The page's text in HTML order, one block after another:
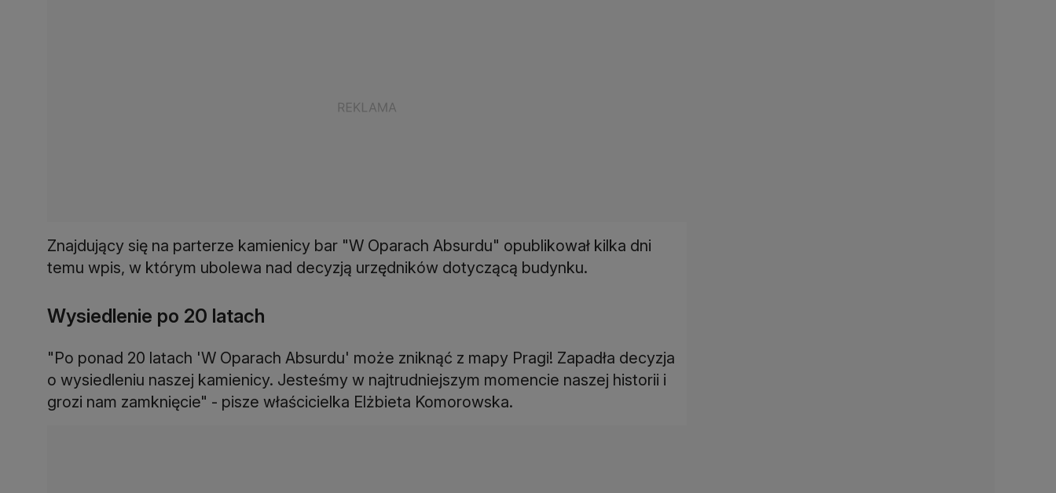
Znajdujący się na parterze kamienicy bar "W Oparach Absurdu" opublikował kilka dni
temu wpis, w którym ubolewa nad decyzją urzędników dotyczącą budynku.
Wysiedlenie po 20 latach
"Po ponad 20 latach 'W Oparach Absurdu' może zniknąć z mapy Pragi! Zapadła decyzja
o wysiedleniu naszej kamienicy. Jesteśmy w najtrudniejszym momencie naszej historii i
grozi nam zamknięcie" - pisze właścicielka Elżbieta Komorowska.